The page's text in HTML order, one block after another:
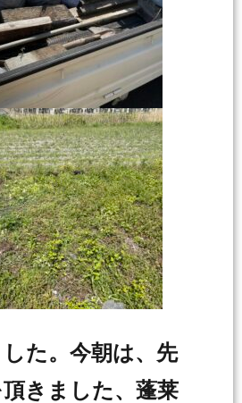
た。今朝は、先
頂きました、蓬莱